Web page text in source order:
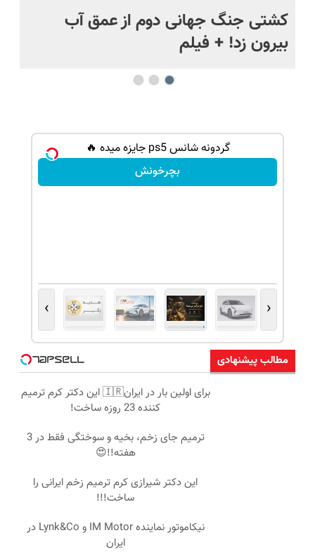
کشتی‌ جنگ جهانی دوم از عمق آب
بیرون زد! + فیلم
گردونه شانس ps5 جایزه میده 🔥
بچرخونش
‹
›
مطالب پیشنهادی
برای اولین بار در ایران🇮🇷 این دکتر کرم ترمیم
کننده 23 روزه ساخت!
ترمیم جای زخم، بخیه و سوختگی فقط در 3
هفته!!😍
این دکتر شیرازی کرم ترمیم زخم ایرانی را
ساخت!!!
نیکاموتور نماینده IM Motor و Lynk&Co در
ایران